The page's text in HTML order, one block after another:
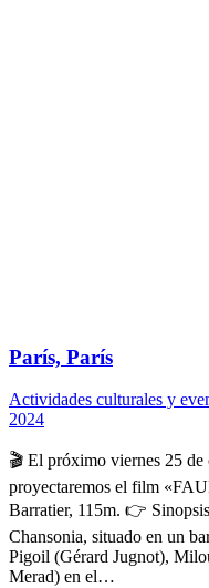
París, París
Actividades culturales y
2024
🎬 El próximo viernes 25 de
proyectaremos el film
Barratier, 115m. 👉
Chansonia, situado en un
Pigoil (Gérard Jugnot),
Merad) en el…